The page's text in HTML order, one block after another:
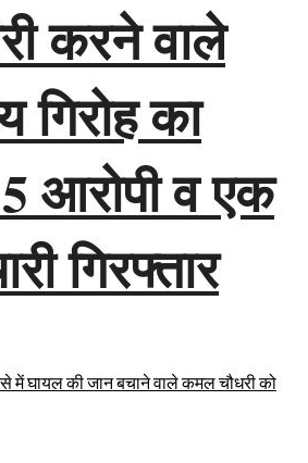
करने वाले
गिरोह का
5 आरोपी व एक
गिरफ्तार